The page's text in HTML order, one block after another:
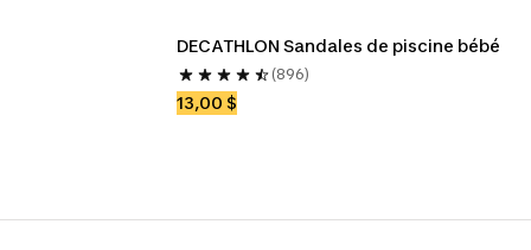
DECATHLON Sandales de piscine bébé
(896)
13,00 $